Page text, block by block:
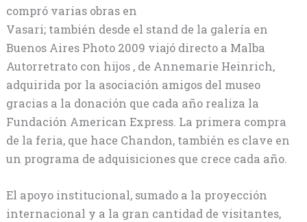
compró varias obras en
Vasari; también desde el stand de la galería en
Buenos Aires Photo 2009 viajó directo a Malba
Autorretrato con hijos , de Annemarie Heinrich,
adquirida por la asociación amigos del museo
gracias a la donación que cada año realiza la
Fundación American Express. La primera compra
de la feria, que hace Chandon, también es clave en
un programa de adquisiciones que crece cada año.
El apoyo institucional, sumado a la proyección
internacional y a la gran cantidad de visitantes,